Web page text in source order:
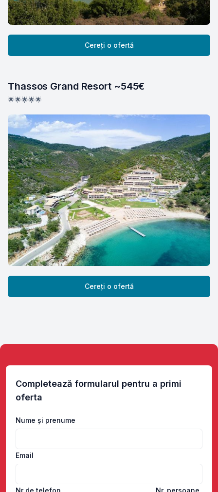
Cereți o ofertă
Thassos Grand Resort ~545€
🌟🌟🌟🌟🌟
Cereți o ofertă
Completează formularul pentru a primi
oferta
Nume și prenume
Email
Nr de telefon Nr. persoane